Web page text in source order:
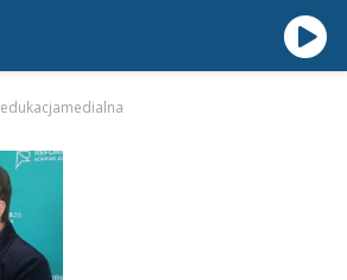
edukacjamedialna